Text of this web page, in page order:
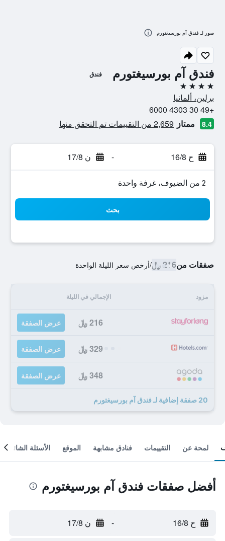
فندق آم بورسيغتورم فندق
4 نجوم
برلين، ألمانيا
+49 30 4303 6000
8.4 ممتاز 2,659 من التقييمات تم التحقق منها
ح 16/8 - ن 17/8
2 من الضيوف، غرفة واحدة
بحث
صفقات من216 ﷼ /أرخص سعر الليلة الواحدة
مزود الإجمالي في الليلة
216 ﷼ عرض الصفقة
329 ﷼ عرض الصفقة
348 ﷼ عرض الصفقة
20 صفقة إضافية لـ فندق آم بورسيغتورم
صور لـ فندق آم بورسيغتورم
لمحة عن التقييمات فنادق مشابهة الموقع الأسئلة الشائعة
أفضل صفقات فندق آم بورسيغتورم
ح 16/8 - ن 17/8